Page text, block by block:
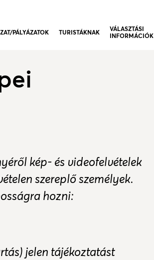
PÁLYÁZATOK TURISTÁKNAK
VÁLASZTÁSI
INFORMÁCIÓK
kép- és videofelvételek
szereplő személyek.
hozni:
jelen tájékoztatást